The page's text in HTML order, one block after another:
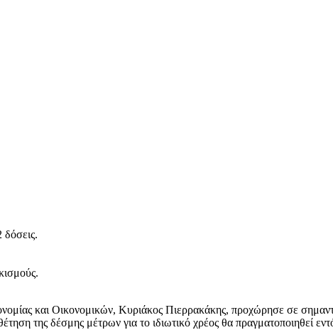
δόσεις.
και Οικονομικών, Κυριάκος Πιερρακάκης, προχώρησε σε
της δέσμης μέτρων για το ιδιωτικό χρέος θα πραγματοποιηθεί